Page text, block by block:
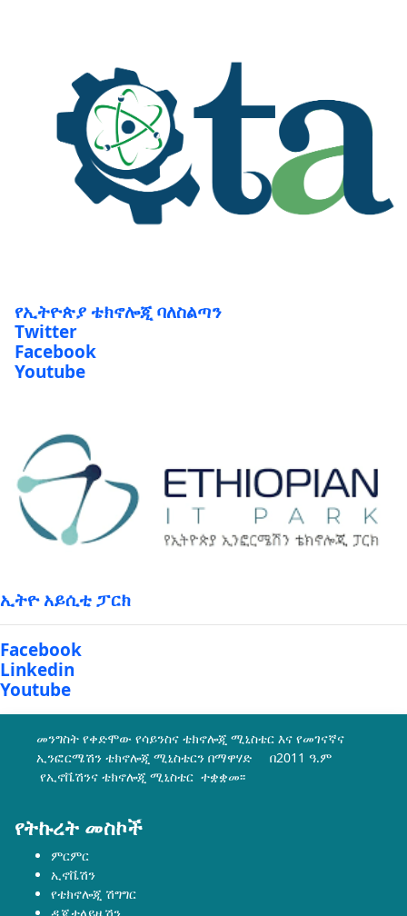
የኢትዮጵያ ቴክኖሎጂ ባለስልጣን
Twitter
Facebook
Youtube
ኢትዮ አይሲቲ ፓርክ
Facebook
Linkedin
Youtube
መንግስት የቀድሞው የሳይንስና ቴክኖሎጂ ሚኒስቴር እና የመገናኛና
ኢንፎርሜሽን ቴክኖሎጂ ሚኒስቴርን በማዋሃድ በ2011 ዓ.ም
የኢኖቬሽንና ቴክኖሎጂ ሚኒስቴር ተቋቋመ፡፡
የትኩረት መስኮች
ምርምር
ኢኖቬሽን
የቴክኖሎጂ ሽግግር